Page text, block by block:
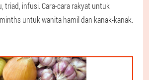
triad, infusi. Cara-cara rakyat untuk
untuk wanita hamil dan kanak-kanak.